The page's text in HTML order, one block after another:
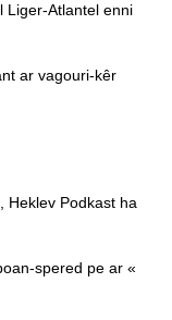
Liger-Atlantel enni
ar vagouri-kêr
Heklev Podkast ha
spered pe ar «